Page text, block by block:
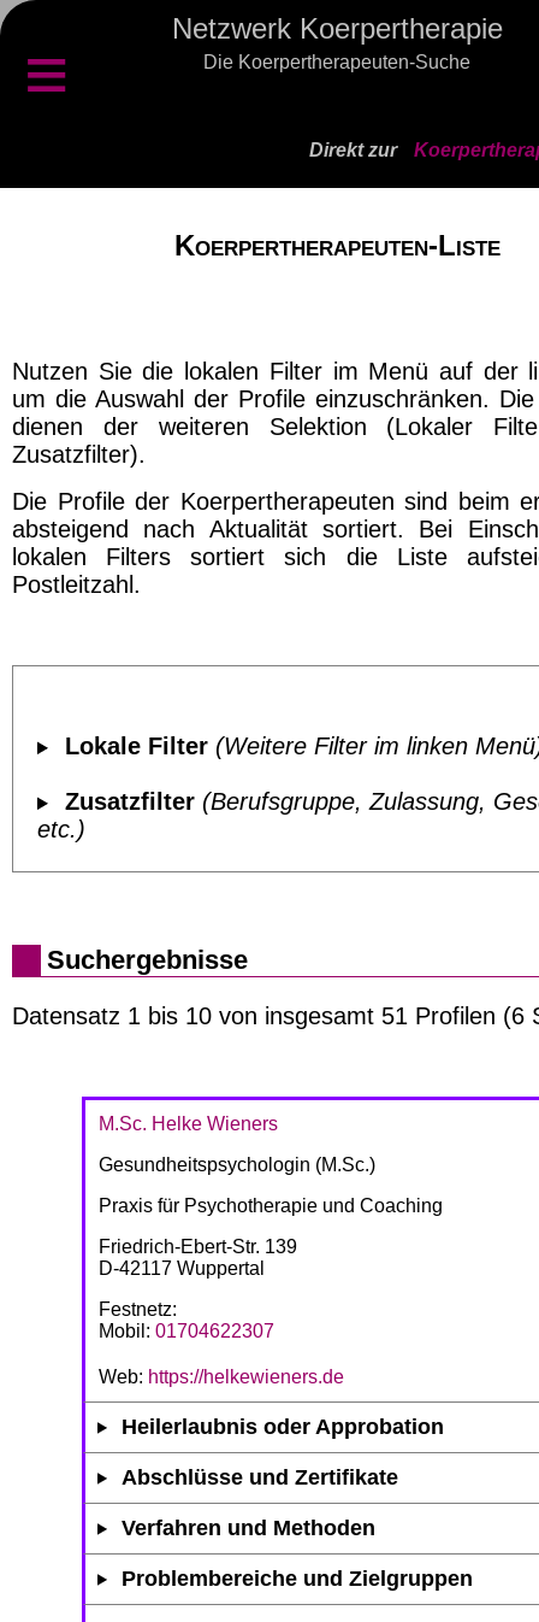
Netzwerk Koerpertherapie
Die Koerpertherapeuten-Suche
≡
Direkt zur
Koerpertherapeuten-Liste
Nutzen Sie die lokalen Filter im Menü auf der
um die Auswahl der Profile einzuschränken.
dienen der weiteren Selektion (Lokaler
Zusatzfilter).
Die Profile der Koerpertherapeuten sind beim
absteigend nach Aktualität sortiert. Bei
lokalen Filters sortiert sich die Liste
Postleitzahl.
Lokale Filter (Weitere Filter im linken
Zusatzfilter (Berufsgruppe, Zulassung,
etc.)
Suchergebnisse
Datensatz 1 bis 10 von insgesamt 51 Profilen (6
M.Sc. Helke Wieners
Gesundheitspsychologin (M.Sc.)
Praxis für Psychotherapie und Coaching
Friedrich-Ebert-Str. 139
D-42117 Wuppertal
Festnetz:
Mobil: 01704622307
Web: https://helkewieners.de
Heilerlaubnis oder Approbation
Abschlüsse und Zertifikate
Verfahren und Methoden
Problembereiche und Zielgruppen